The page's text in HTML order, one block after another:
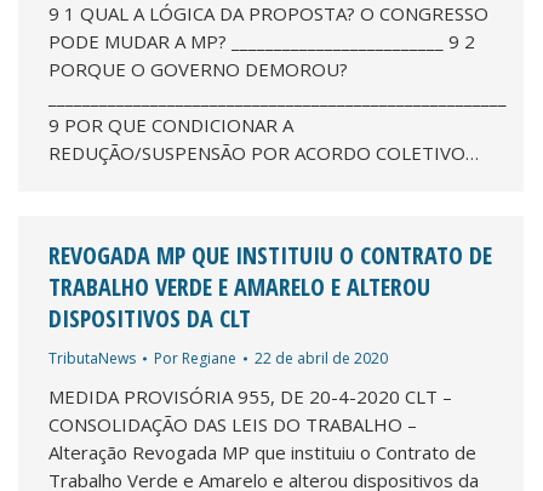
9 1 QUAL A LÓGICA DA PROPOSTA? O CONGRESSO
PODE MUDAR A MP? _________________________ 9 2
PORQUE O GOVERNO DEMOROU?
9 POR QUE CONDICIONAR A
REDUÇÃO/SUSPENSÃO POR ACORDO COLETIVO…
REVOGADA MP QUE INSTITUIU O CONTRATO DE
TRABALHO VERDE E AMARELO E ALTEROU
DISPOSITIVOS DA CLT
TributaNews Por Regiane 22 de abril de 2020
MEDIDA PROVISÓRIA 955, DE 20-4-2020 CLT –
CONSOLIDAÇÃO DAS LEIS DO TRABALHO –
Alteração Revogada MP que instituiu o Contrato de
Trabalho Verde e Amarelo e alterou dispositivos da